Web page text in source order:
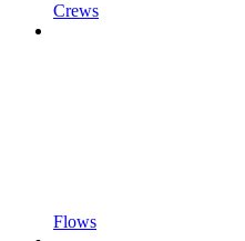
Crews
Flows